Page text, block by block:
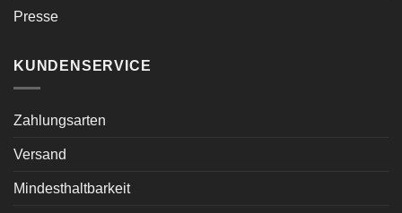
Presse
KUNDENSERVICE
Zahlungsarten
Versand
Mindesthaltbarkeit